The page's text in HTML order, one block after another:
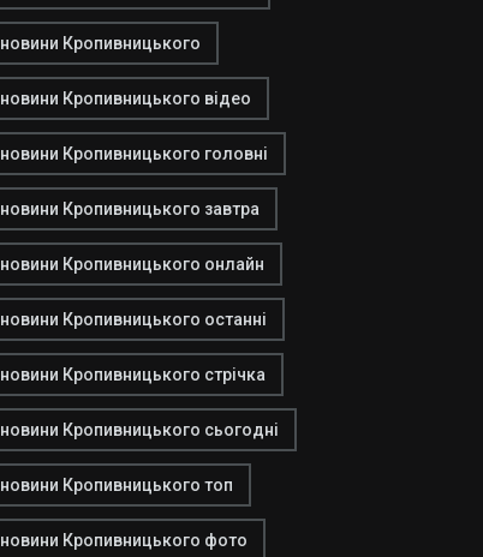
новини Кропивницького
новини Кропивницького відео
новини Кропивницького головні
новини Кропивницького завтра
новини Кропивницького онлайн
новини Кропивницького останні
новини Кропивницького стрічка
новини Кропивницького сьогодні
новини Кропивницького топ
новини Кропивницького фото